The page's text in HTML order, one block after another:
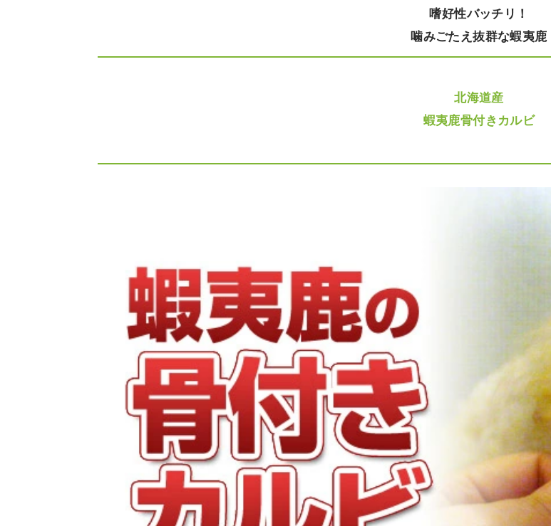
嗜好性バッチリ！
噛みごたえ抜群な蝦夷鹿
北海道産
蝦夷鹿骨付きカルビ